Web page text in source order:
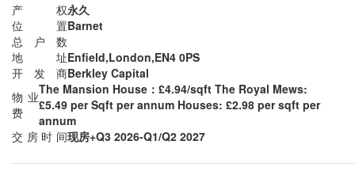
位于Trenk Park里的Mansion House是曾经属于英国菲利普·沙逊爵
经常在这里大宴宾客，卓别林、丘吉尔、张伯伦都曾是爵士的座上客
丁。
产权永久
位置Barnet
总户数
地址Enfield,London,EN4 0PS
开发商Berkley Capital
物业
费
The Mansion House：£4.94/sqft The Royal Mews:
£5.49 per Sqft per annum Houses: £2.98 per sqft per
annum
交房时间现房+Q3 2026-Q1/Q2 2027